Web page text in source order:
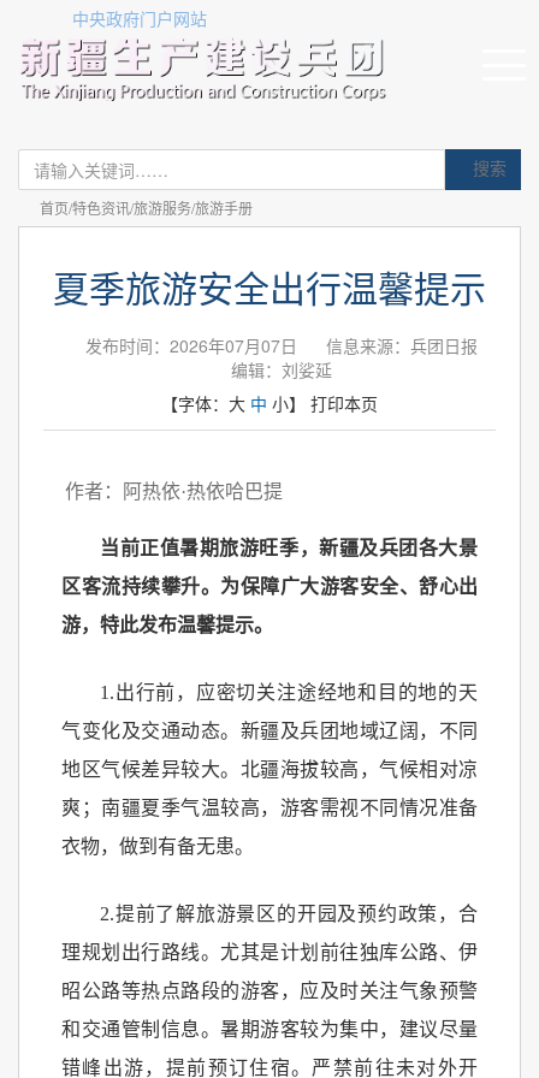
中央政府门户网站
搜索
首页/特色资讯/旅游服务/旅游手册
夏季旅游安全出行温馨提示
发布时间：2026年07月07日
信息来源：兵团日报
编辑：刘娑延
【字体： 大 中 小】 打印本页
作者：阿热依·热依哈巴提
当前正值暑期旅游旺季，新疆及兵团各大景
区客流持续攀升。为保障广大游客安全、舒心出
游，特此发布温馨提示。
1.出行前，应密切关注途经地和目的地的天
气变化及交通动态。新疆及兵团地域辽阔，不同
地区气候差异较大。北疆海拔较高，气候相对凉
爽；南疆夏季气温较高，游客需视不同情况准备
衣物，做到有备无患。
2.提前了解旅游景区的开园及预约政策，合
理规划出行路线。尤其是计划前往独库公路、伊
昭公路等热点路段的游客，应及时关注气象预警
和交通管制信息。暑期游客较为集中，建议尽量
错峰出游，提前预订住宿。严禁前往未对外开